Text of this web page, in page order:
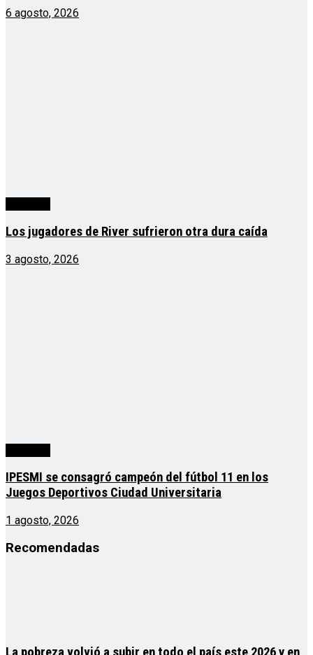
6 agosto, 2026
Los jugadores de River sufrieron otra dura caída
3 agosto, 2026
IPESMI se consagró campeón del fútbol 11 en los
Juegos Deportivos Ciudad Universitaria
1 agosto, 2026
Recomendadas